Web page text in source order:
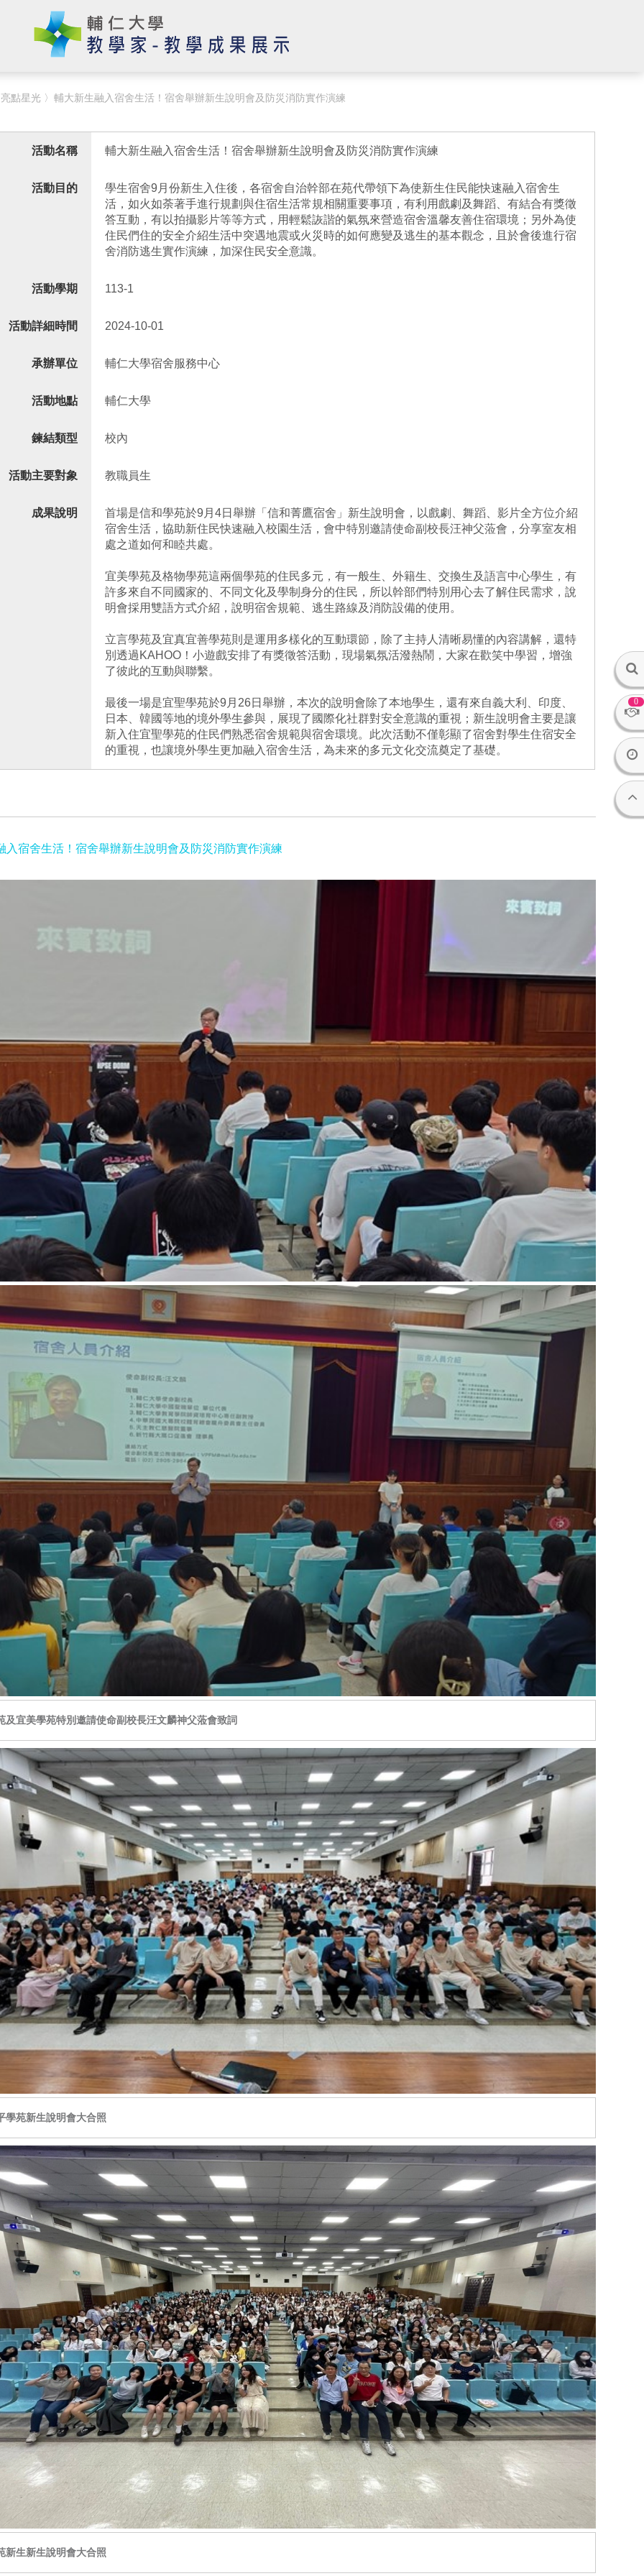
0
亮點星光 〉輔大新生融入宿舍生活！宿舍舉辦新生說明會及防災消防實作演練
活動名稱 輔大新生融入宿舍生活！宿舍舉辦新生說明會及防災消防實作演練
活動目的
學生宿舍9月份新生入住後，各宿舍自治幹部在苑代帶領下為使新生住民能快速融入宿舍生
活，如火如荼著手進行規劃與住宿生活常規相關重要事項，有利用戲劇及舞蹈、有結合有獎徵
答互動，有以拍攝影片等等方式，用輕鬆詼諧的氣氛來營造宿舍溫馨友善住宿環境；另外為使
住民們住的安全介紹生活中突遇地震或火災時的如何應變及逃生的基本觀念，且於會後進行宿
舍消防逃生實作演練，加深住民安全意識。
活動學期 113-1
活動詳細時間 2024-10-01
承辦單位 輔仁大學宿舍服務中心
活動地點 輔仁大學
鍊結類型 校內
活動主要對象 教職員生
成果說明
首場是信和學苑於9月4日舉辦「信和菁鷹宿舍」新生說明會，以戲劇、舞蹈、影片全方位介紹
宿舍生活，協助新住民快速融入校園生活，會中特別邀請使命副校長汪神父蒞會，分享室友相
處之道如何和睦共處。
宜美學苑及格物學苑這兩個學苑的住民多元，有一般生、外籍生、交換生及語言中心學生，有
許多來自不同國家的、不同文化及學制身分的住民，所以幹部們特別用心去了解住民需求，說
明會採用雙語方式介紹，說明宿舍規範、逃生路線及消防設備的使用。
立言學苑及宜真宜善學苑則是運用多樣化的互動環節，除了主持人清晰易懂的內容講解，還特
別透過KAHOO！小遊戲安排了有獎徵答活動，現場氣氛活潑熱鬧，大家在歡笑中學習，增強
了彼此的互動與聯繫。
最後一場是宜聖學苑於9月26日舉辦，本次的說明會除了本地學生，還有來自義大利、印度、
日本、韓國等地的境外學生參與，展現了國際化社群對安全意識的重視；新生說明會主要是讓
新入住宜聖學苑的住民們熟悉宿舍規範與宿舍環境。此次活動不僅彰顯了宿舍對學生住宿安全
的重視，也讓境外學生更加融入宿舍生活，為未來的多元文化交流奠定了基礎。
入宿舍生活！宿舍舉辦新生說明會及防災消防實作演練
及宜美學苑特別邀請使命副校長汪文麟神父蒞會致詞
學苑新生說明會大合照
新生新生說明會大合照